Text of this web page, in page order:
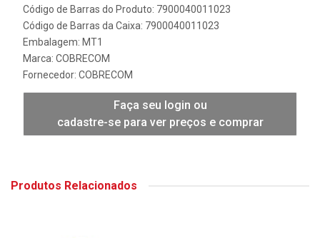
Código de Barras do Produto: 7900040011023
Código de Barras da Caixa: 7900040011023
Embalagem: MT1
Marca: COBRECOM
Fornecedor: COBRECOM
Faça seu login ou
cadastre-se para ver preços e comprar
Produtos Relacionados